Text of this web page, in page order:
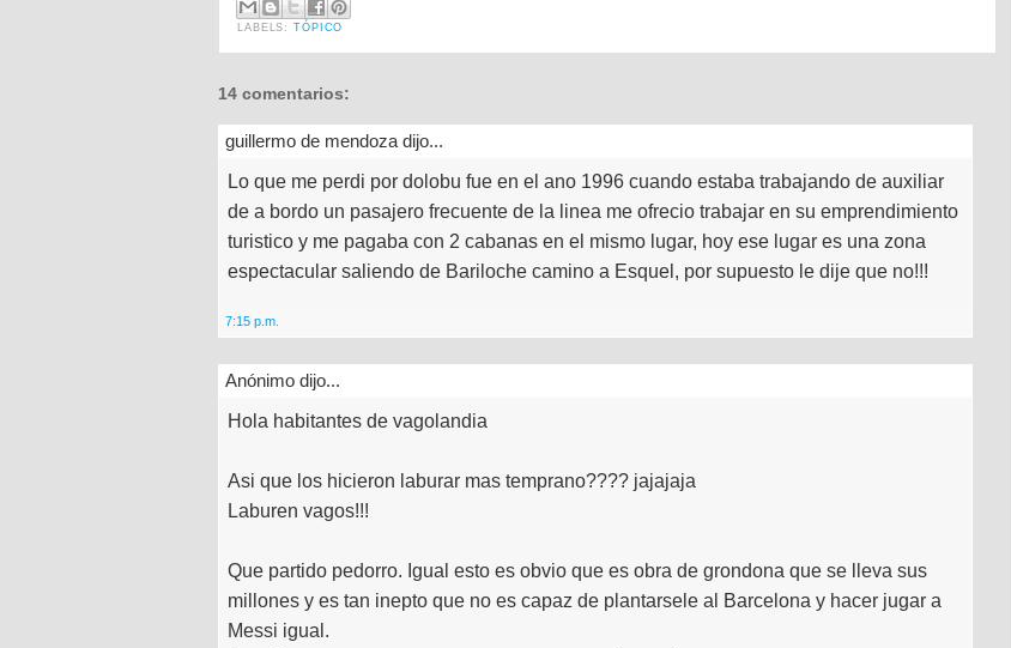
LABELS:TÓPICO
14 comentarios:
guillermo de mendoza dijo...
Lo que me perdi por dolobu fue en el ano 1996 cuando estaba trabajando de auxiliar
de a bordo un pasajero frecuente de la linea me ofrecio trabajar en su emprendimiento
turistico y me pagaba con 2 cabanas en el mismo lugar, hoy ese lugar es una zona
espectacular saliendo de Bariloche camino a Esquel, por supuesto le dije que no!!!
7:15 p.m.
Anónimo dijo...
Hola habitantes de vagolandia
Asi que los hicieron laburar mas temprano???? jajajaja
Laburen vagos!!!
Que partido pedorro. Igual esto es obvio que es obra de grondona que se lleva sus
millones y es tan inepto que no es capaz de plantarsele al Barcelona y hacer jugar a
Messi igual.